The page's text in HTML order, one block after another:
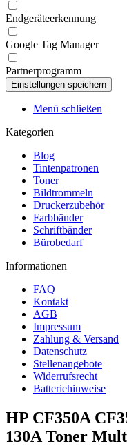
Endgeräteerkennung
Google Tag Manager
Partnerprogramm
Menü schließen
Kategorien
Blog
Tintenpatronen
Toner
Bildtrommeln
Druckerzubehör
Farbbänder
Schriftbänder
Bürobedarf
Informationen
FAQ
Kontakt
AGB
Impressum
Zahlung & Versand
Datenschutz
Stellenangebote
Widerrufsrecht
Batteriehinweise
HP CF350A
130A Toner